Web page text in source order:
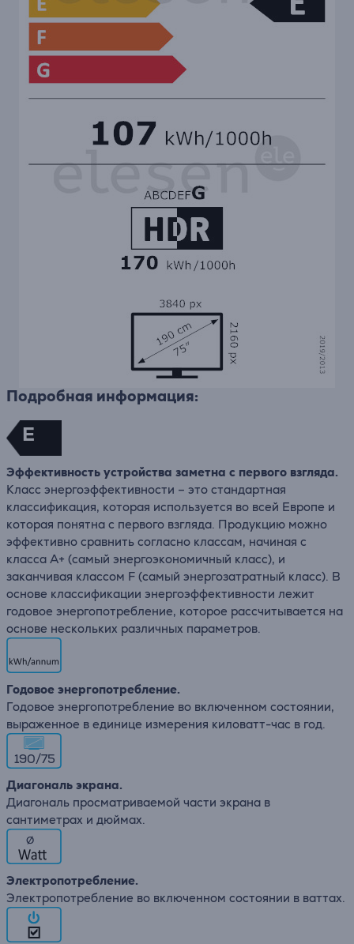
Подробная информация:
E
Эффективность устройства заметна с первого взгляда.
Класс энергоэффективности – это стандартная
классификация, которая используется во всей Европе и
которая понятна с первого взгляда. Продукцию можно
эффективно сравнить согласно классам, начиная с
класса A+ (самый энергоэкономичный класс), и
заканчивая классом F (самый энергозатратный класс). В
основе классификации энергоэффективности лежит
годовое энергопотребление, которое рассчитывается на
основе нескольких различных параметров.
Годовое энергопотребление.
Годовое энергопотребление во включенном состоянии,
выраженное в единице измерения киловатт-час в год.
190/75
Диагональ экрана.
Диагональ просматриваемой части экрана в
сантиметрах и дюймах.
∅
Электропотребление.
Электропотребление во включенном состоянии в ваттах.